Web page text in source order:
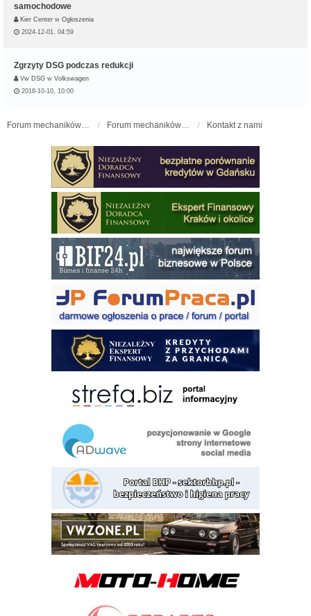
samochodowe
Kier Center w Ogłoszenia
2024-12-01, 04:59
Zgrzyty DSG podczas redukcji
Vw DSG w Volkswagen
2018-10-10, 10:00
Forum mechaników samochodowych - forum-mechaniczne.pl Forum mechaników samochodowych Kontakt z nami